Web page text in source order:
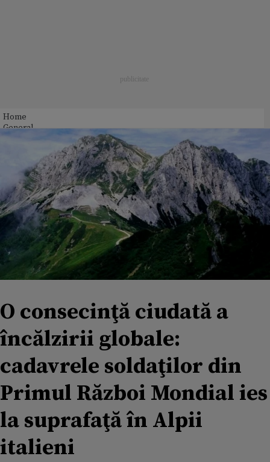
Home
General
O consecinţă ciudată a
încălzirii globale:
cadavrele soldaţilor din
Primul Război Mondial ies
la suprafaţă în Alpii
italieni